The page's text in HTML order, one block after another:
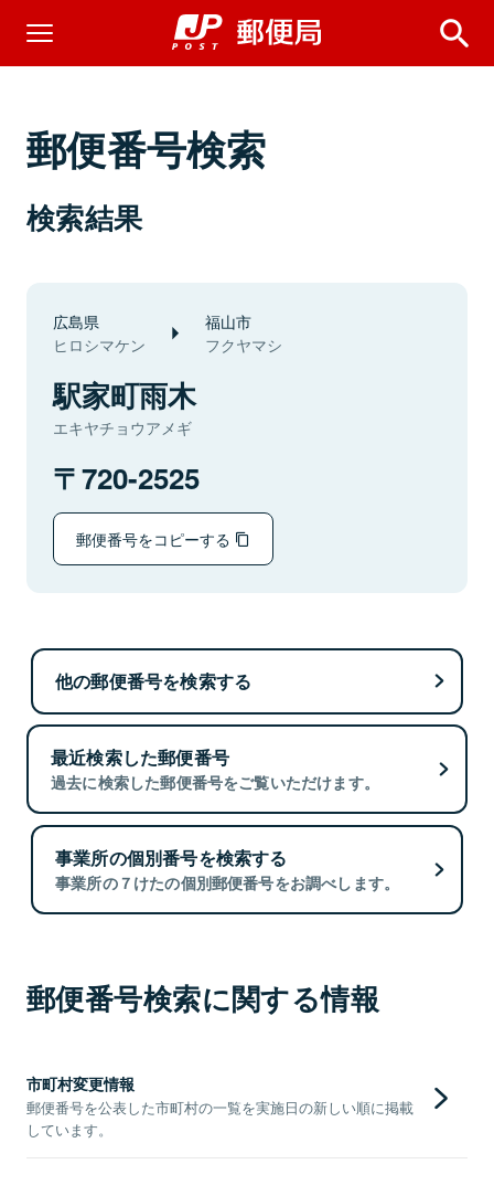
郵便番号検索
検索結果
広島県
ヒロシマケン
福山市
フクヤマシ
駅家町雨木
エキヤチョウアメギ
720-2525
郵便番号をコピーする
他の郵便番号を検索する
最近検索した郵便番号
過去に検索した郵便番号をご覧いただけます。
事業所の個別番号を検索する
事業所の７けたの個別郵便番号をお調べします。
郵便番号検索に関する情報
市町村変更情報
郵便番号を公表した市町村の一覧を実施日の新しい順に掲載
しています。